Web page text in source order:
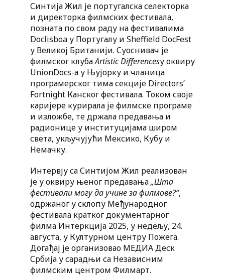
Синтија Жил је португалска селекторка
и директорка филмских фестивала,
позната по свом раду на фестивалима
Doclisboa у Португалу и Sheffield DocFest
у Великој Британији. Суоснивач је
филмског клубаArtistic Differencesу оквиру
UnionDocs-а у Њујорку и чланица
програмерског тима секције Directors’
Fortnight Канског фестивала. Током своје
каријере курирала је филмске програме
и изложбе, те држала предавања и
радионице у институцијама широм
света, укључујући Мексико, Кубу и
Немачку.
Интервју са Синтијом Жил реализован
је у оквиру њеног предавања„Шта
фестивали могу да учине за филмове?“,
одржаног у склопу Међународног
фестивала кратког документарног
филма Интеркција 2025, у недељу, 24.
августа, у Културном центру Пожега.
Догађај је организовао МЕДИА Деск
Србија у сарадњи са Независним
филмским центром Филмарт.